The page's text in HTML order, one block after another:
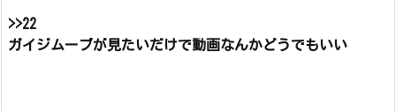
>>22
ガイジムーブが見たいだけで動画なんかどうでもいい